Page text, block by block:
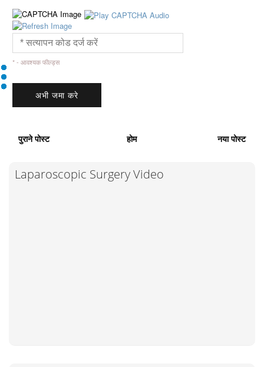
* - आवश्यक फील्ड्स
पुराने पोस्ट होम नया पोस्ट
Laparoscopic Surgery Video